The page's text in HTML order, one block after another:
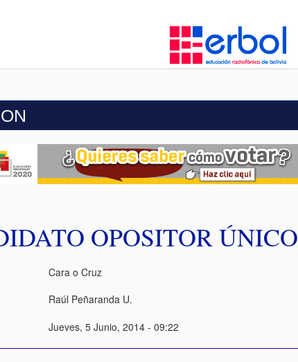
OPOSITOR ÚNICO
Cara o Cruz
Raúl Peñaranda U.
Jueves, 5 Junio, 2014 - 09:22